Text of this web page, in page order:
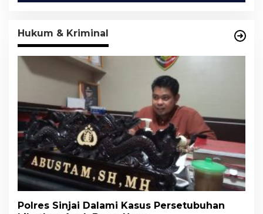
Hukum & Kriminal
Polres Sinjai Dalami Kasus Persetubuhan